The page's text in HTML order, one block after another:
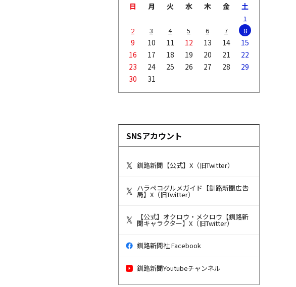
日 月 火 水 木 金 土
1
2
3 4 5 6 7 8
9 10 11 12 13 14
15
16
17 18 19 20 21
22
23
24 25 26 27 28
29
30
31
SNSアカウント
釧路新聞【公式】X（旧Twitter）
ハラペコグルメガイド【釧路新聞広告
局】X（旧Twitter）
【公式】オクロウ・メクロウ【釧路新
聞キャラクター】X（旧Twitter）
釧路新聞社 Facebook
釧路新聞Youtubeチャンネル